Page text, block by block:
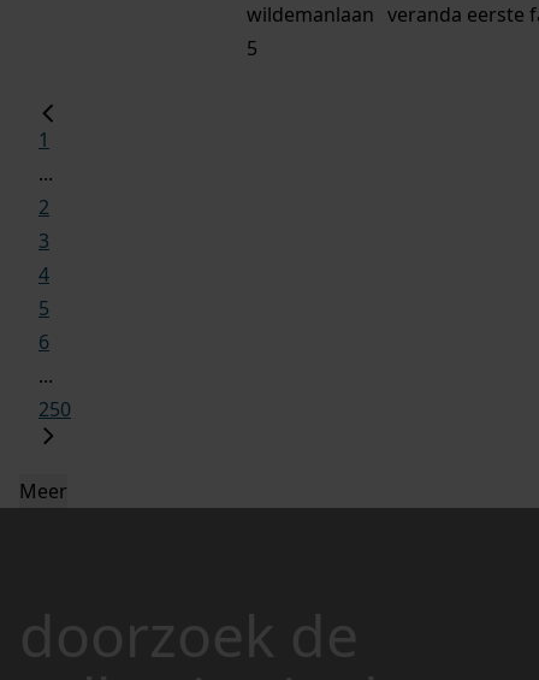
wildemanlaan
5
veranda eerste
1
...
2
3
4
5
6
...
250
Meer
doorzoek de